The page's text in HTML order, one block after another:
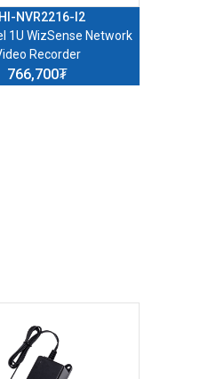
NVR2216-I2
1U WizSense Network
Recorder
766,700₮